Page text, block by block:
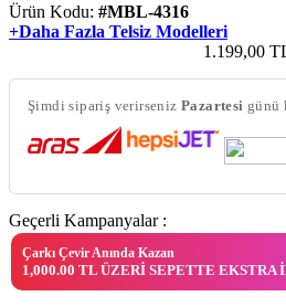
Ürün Kodu: #MBL-4316
+Daha Fazla Telsiz Modelleri
1.199,00
Şimdi sipariş verirseniz Pazartesi günü
Geçerli Kampanyalar :
Çarkı Çevir Anında Kazan
1,000.00 TL ÜZERI SEPETTE EKSTRA